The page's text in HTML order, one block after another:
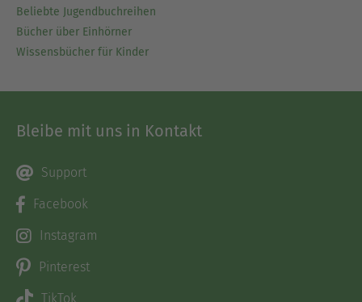
Beliebte Jugendbuchreihen
Bücher über Einhörner
Wissensbücher für Kinder
Bleibe mit uns in Kontakt
Support
Facebook
Instagram
Pinterest
TikTok